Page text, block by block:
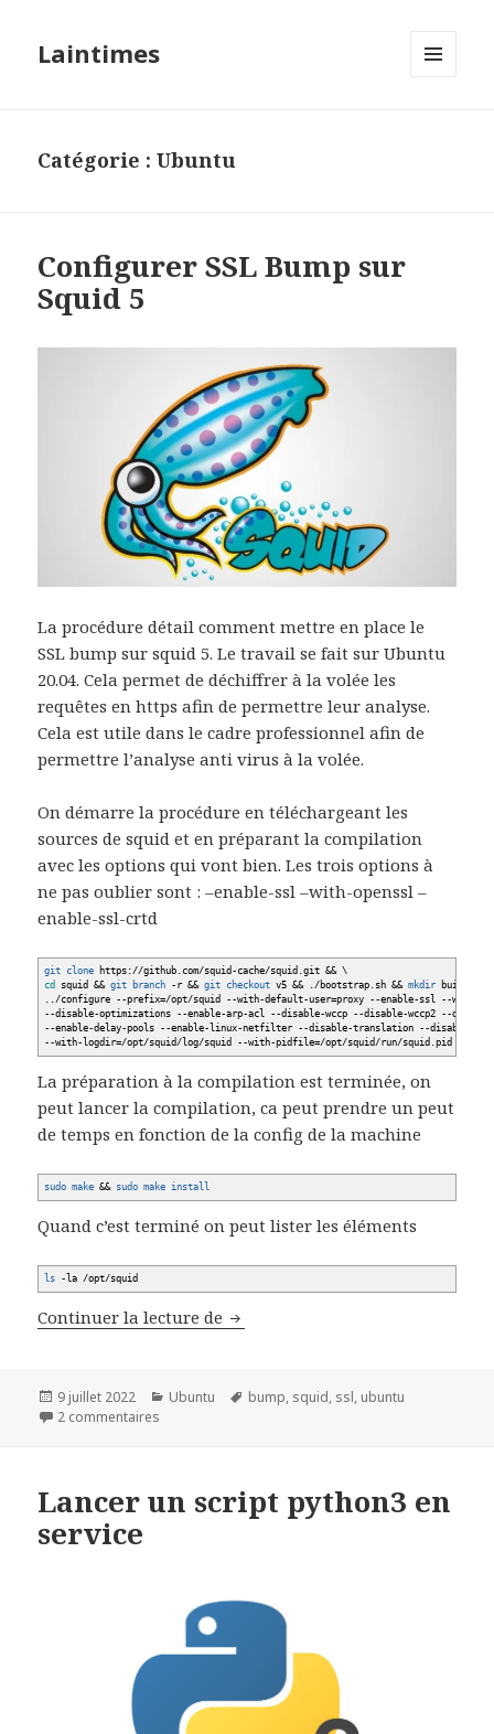
Laintimes
Catégorie :Ubuntu
Configurer SSL Bump sur
Squid 5
La procédure détail comment mettre en place le
SSL bump sur squid 5. Le travail se fait sur Ubuntu
20.04. Cela permet de déchiffrer à la volée les
requêtes en https afin de permettre leur analyse.
Cela est utile dans le cadre professionnel afin de
permettre l’analyse anti virus à la volée.
On démarre la procédure en téléchargeant les
sources de squid et en préparant la compilation
avec les options qui vont bien. Les trois options à
ne pas oublier sont : –enable-ssl –with-openssl –
enable-ssl-crtd
git clone https://github.com/squid-cache/squid.git&&\
cd
squid&& git branch -r && git checkout v5&&./bootstrap.sh&& mkdir build
../configure --prefix=/opt/squid --with-default-user=proxy --enable-ssl --with-
--disable-optimizations --enable-arp-acl --disable-wccp --disable-wccp2 --
--enable-delay-pools --enable-linux-netfilter --disable-translation --disable-
--with-logdir=/opt/squid/ log/squid --with-pidfile=/opt/squid/run/squid.pid
La préparation à la compilation est terminée, on
peut lancer la compilation, ca peut prendre un peut
de temps en fonction de la config de la machine
sudo make && sudo make install
Quand c’est terminé on peut lister les éléments
ls -la /opt/squid
Continuer la lecture de Configurer SSL Bump sur Squid 5
Publié
le
9 juillet 2022 Catégories
Ubuntu
Mots-
bump, squid, ssl, ubuntu
2 commentaires
Lancer un script python3 en
service